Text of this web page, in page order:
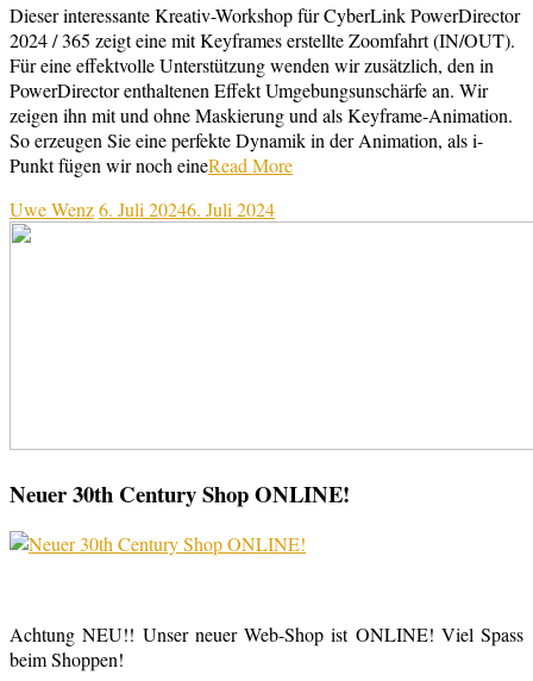
Dieser interessante Kreativ-Workshop für CyberLink PowerDirector
2024 / 365 zeigt eine mit Keyframes erstellte Zoomfahrt (IN/OUT).
Für eine effektvolle Unterstützung wenden wir zusätzlich, den in
PowerDirector enthaltenen Effekt Umgebungsunschärfe an. Wir
zeigen ihn mit und ohne Maskierung und als Keyframe-Animation.
So erzeugen Sie eine perfekte Dynamik in der Animation, als i-
Punkt fügen wir noch eineRead More
Uwe Wenz6. Juli 20246. Juli 2024
Neuer 30th Century Shop ONLINE!
Achtung NEU!! Unser neuer Web-Shop ist ONLINE! Viel Spass
beim Shoppen!